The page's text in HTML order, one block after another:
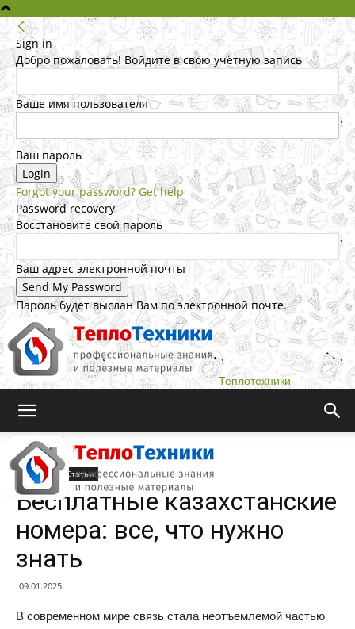
Sign in
Добро пожаловать! Войдите в свою учётную запись
Ваше имя пользователя
Ваш пароль
Forgot your password? Get help
Password recovery
Восстановите свой пароль
Ваш адрес электронной почты
Пароль будет выслан Вам по электронной почте.
Теплотехники
Teplotehniki.Ru
Новости Статьи
Бесплатные казахстанские
номера: все, что нужно
знать
09.01.2025
В современном мире связь стала неотъемлемой частью